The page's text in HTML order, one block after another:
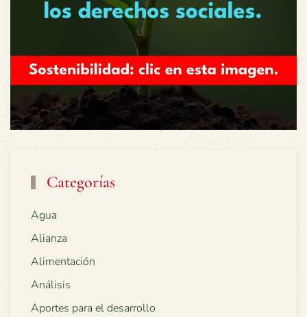
Categorías
Agua
Alianza
Alimentación
Análisis
Aportes para el desarrollo